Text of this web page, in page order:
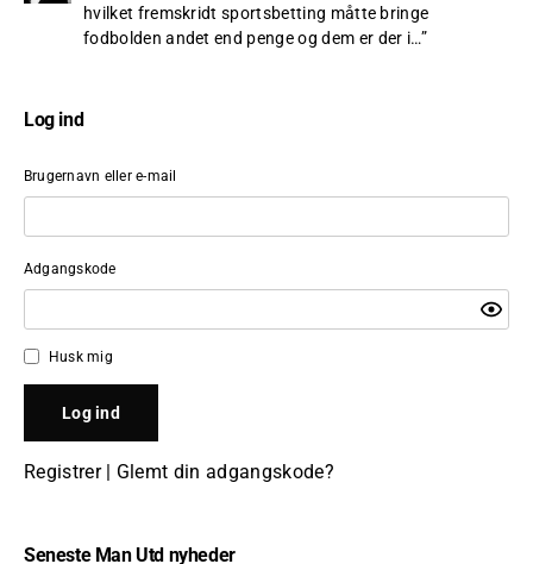
hvilket fremskridt sportsbetting måtte bringe
fodbolden andet end penge og dem er der i…”
Log ind
Brugernavn eller e-mail
Adgangskode
Husk mig
Registrer| Glemt din adgangskode?
Seneste Man Utd nyheder